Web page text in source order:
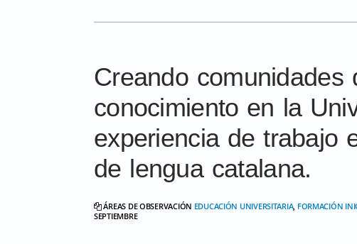
Creando comunidades
conocimiento en la
experiencia de trabajo
de lengua catalana.
ÁREAS DE OBSERVACIÓN EDUCACIÓN UNIVERSITARIA, FORMACIÓN
SEPTIEMBRE